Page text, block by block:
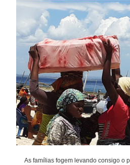
As famílias fogem levando consigo o